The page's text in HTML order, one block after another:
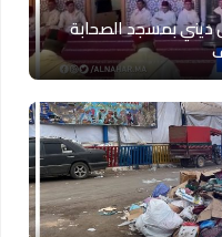
ديني بمسجد الصحابة